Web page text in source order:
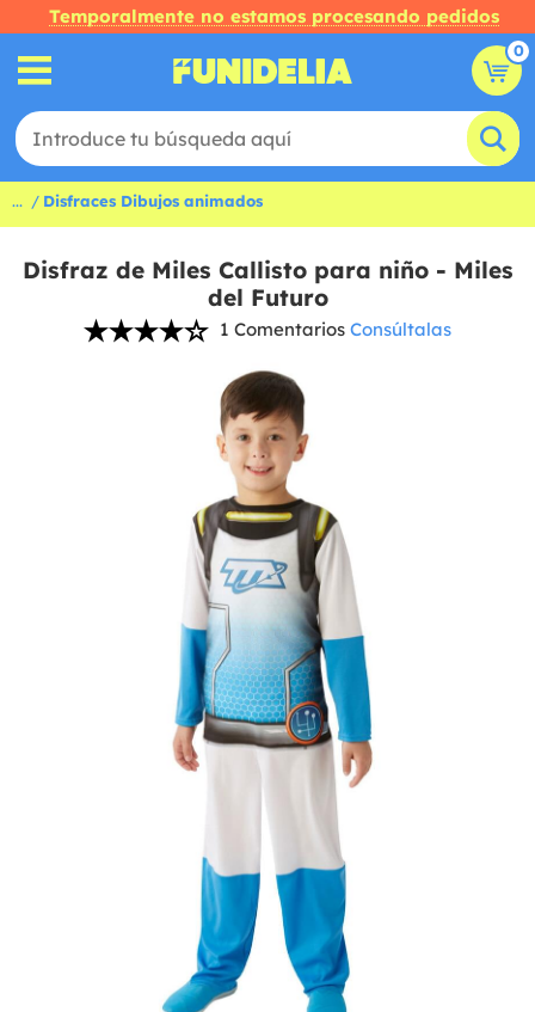
Temporalmente no estamos procesando pedidos
0
... Disfraces Dibujos animados
Disfraz de Miles Callisto para niño - Miles
del Futuro
1 Comentarios Consúltalas